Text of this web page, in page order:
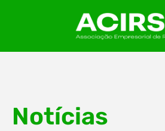
Notícias